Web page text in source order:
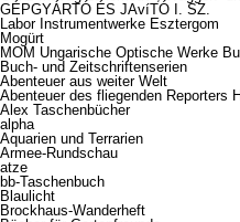
GÉPGYÁRTÓ ÉS JAvíTÓ I. SZ.
Labor Instrumentwerke Esztergom
Mogürt
MOM Ungarische Optische Werke
Buch- und Zeitschriftenserien
Abenteuer aus weiter Welt
Abenteuer des fliegenden Reporters
Alex Taschenbücher
alpha
Aquarien und Terrarien
Armee-Rundschau
atze
bb-Taschenbuch
Blaulicht
Brockhaus-Wanderheft